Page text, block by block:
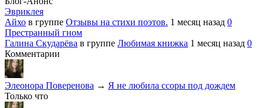
Эвриклея
Айхо в группе Отзывы на стихи поэтов. 1 месяц назад 0
Престранный гном
Галина Скударёва в группе Любимая книжка 1 месяц назад 0
Комментарии
Элеонора Поверенова → Я не любила ссоры под дождем
Только что